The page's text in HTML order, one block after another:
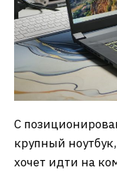
С
крупный
хочет идти на